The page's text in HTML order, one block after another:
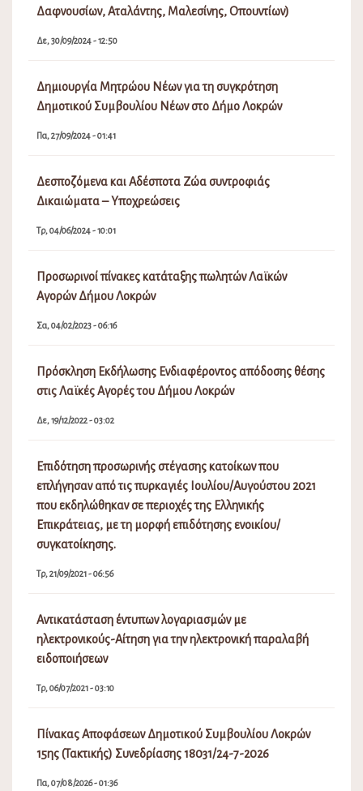
Δαφνουσίων, Αταλάντης, Μαλεσίνης, Οπουντίων)
Δε, 30/09/2024 - 12:50
Δημιουργία Μητρώου Νέων για τη συγκρότηση
Δημοτικού Συμβουλίου Νέων στο Δήμο Λοκρών
Πα, 27/09/2024 - 01:41
Δεσποζόμενα και Αδέσποτα Ζώα συντροφιάς
Δικαιώματα – Υποχρεώσεις
Τρ, 04/06/2024 - 10:01
Προσωρινοί πίνακες κατάταξης πωλητών Λαϊκών
Αγορών Δήμου Λοκρών
Σα, 04/02/2023 - 06:16
Πρόσκληση Εκδήλωσης Ενδιαφέροντος απόδοσης θέσης
στις Λαϊκές Αγορές του Δήμου Λοκρών
Δε, 19/12/2022 - 03:02
Επιδότηση προσωρινής στέγασης κατοίκων που
επλήγησαν από τις πυρκαγιές Ιουλίου/Αυγούστου 2021
που εκδηλώθηκαν σε περιοχές της Ελληνικής
Επικράτειας, με τη μορφή επιδότησης ενοικίου/
συγκατοίκησης.
Τρ, 21/09/2021 - 06:56
Αντικατάσταση έντυπων λογαριασμών με
ηλεκτρονικούς-Αίτηση για την ηλεκτρονική παραλαβή
ειδοποιήσεων
Τρ, 06/07/2021 - 03:10
Πίνακας Αποφάσεων Δημοτικού Συμβουλίου Λοκρών
15ης (Τακτικής) Συνεδρίασης 18031/24-7-2026
Πα, 07/08/2026 - 01:36